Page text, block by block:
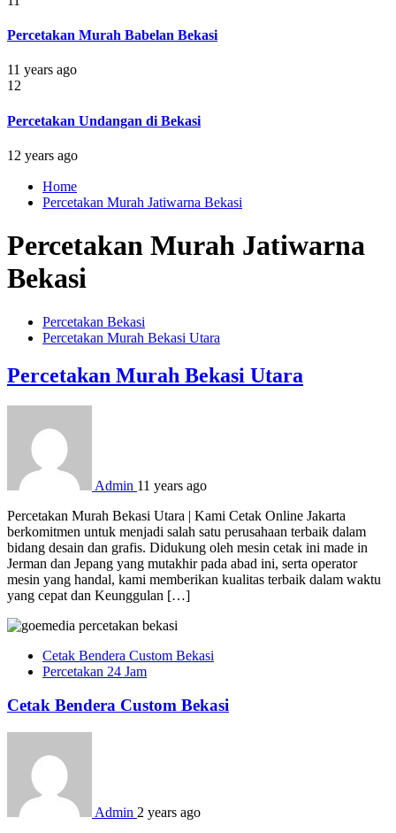
Percetakan Murah Babelan Bekasi
11 years ago
12
Percetakan Undangan di Bekasi
12 years ago
Home
Percetakan Murah Jatiwarna Bekasi
Percetakan Murah Jatiwarna
Bekasi
Percetakan Bekasi
Percetakan Murah Bekasi Utara
Percetakan Murah Bekasi Utara
Admin 11 years ago
Percetakan Murah Bekasi Utara | Kami Cetak Online Jakarta
berkomitmen untuk menjadi salah satu perusahaan terbaik dalam
bidang desain dan grafis. Didukung oleh mesin cetak ini made in
Jerman dan Jepang yang mutakhir pada abad ini, serta operator
mesin yang handal, kami memberikan kualitas terbaik dalam waktu
yang cepat dan Keunggulan […]
Cetak Bendera Custom Bekasi
Percetakan 24 Jam
Cetak Bendera Custom Bekasi
Admin 2 years ago